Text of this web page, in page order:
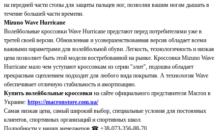
на передней части стопы для защиты пальцев ног, позволяя вашим ногам дышать в
течение большей части времени.
Mizuno Wave Hurricane
Волейбольные кроссовки Wave Hurricane предстают перед потребителями уже в
третей своей версии. Обновленная и усовершенствованная версия обладает всеми
важными параметрами для волейбольной обуви. Легкость, технологичность и низкая
цена позволяет быть этой модели востребованной на рынке. Кроссовки Mizuno Wave
Hurricane мало чем уступают кроссовкам из серии "элит", подошва обладает
прекрасным сцеплением подходит для любого вида покрытия. А технология Wave
обеспечивает отличную стабильность и амортизацию.
Купить волейбольные кроссовки на сайте официального представителя Macron в
Украине: https://macronstore.com.ua/
Самая низкая цена, самый широкий выбор, специальные условия для постоянных
клиентов, спортивных организаций и спортивных школ.
Подробности у наших менеджеров ☎ +38-073-356-88-70